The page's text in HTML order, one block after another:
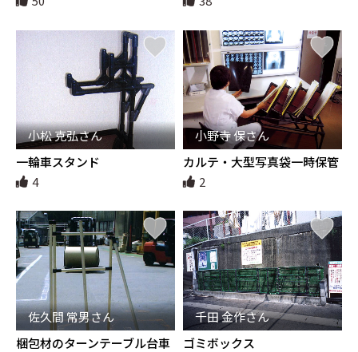
小松 克弘さん
一輪車スタンド
4
小野寺 保さん
カルテ・大型写真袋一時保管
カート
2
佐久間 常男さん
梱包材のターンテーブル台車
千田 金作さん
ゴミボックス